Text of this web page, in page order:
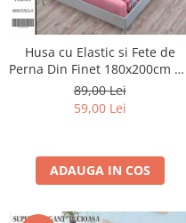
Husa cu Elastic si Fete de
Perna Din Finet 180x200cm 5D
- Roz Cu Unicorni Pe Norisori
89,00 Lei
59,00 Lei
ADAUGA IN COS